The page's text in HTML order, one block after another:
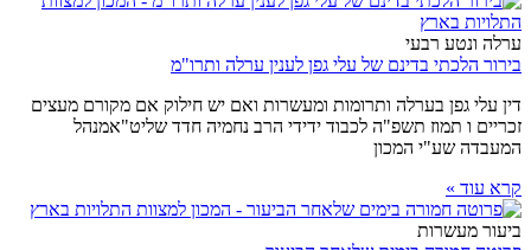
ערלה ונטע רבעי
בירור הלכתי בדינם של עלי גפן לענין ערלה ותרו"מ
דין עלי גפן בערלה ותרומות ומעשרות ואם יש חילוק אם מקורם מעצים
זכריים ו תמוז תשפ"ה לכבוד ידידי הרב נחמיה חדד שליט"אמנהל
המעבדה שע"י המכון
קרא עוד »
ביעור מעשרות